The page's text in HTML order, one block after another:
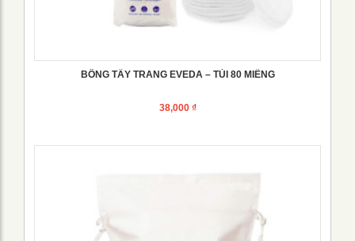
BÔNG TẨY TRANG EVEDA – TÚI 80 MIẾNG
38,000 ₫